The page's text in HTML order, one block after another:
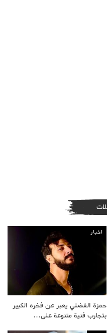
اخبار
حمزة الفضلي يعبر عن فخره الكبير
بتجارب فنية متنوعة على…